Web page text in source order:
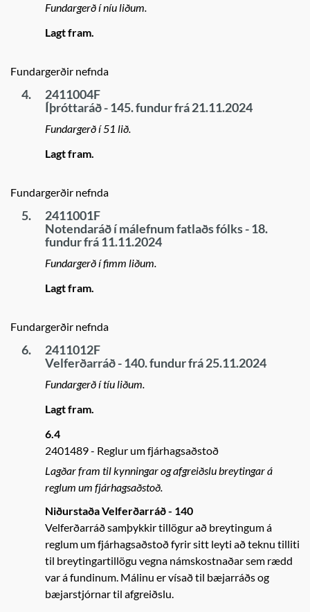
Fundargerð í níu liðum.
Lagt fram.
Fundargerðir nefnda
4.
2411004F
Íþróttaráð - 145. fundur frá 21.11.2024
Fundargerð í 51 lið.
Lagt fram.
Fundargerðir nefnda
5.
2411001F
Notendaráð í málefnum fatlaðs fólks - 18.
fundur frá 11.11.2024
Fundargerð í fimm liðum.
Lagt fram.
Fundargerðir nefnda
6.
2411012F
Velferðarráð - 140. fundur frá 25.11.2024
Fundargerð í tíu liðum.
Lagt fram.
6.4
2401489
Reglur um fjárhagsaðstoð
Lagðar fram til kynningar og afgreiðslu breytingar á
reglum um fjárhagsaðstoð.
Niðurstaða Velferðarráð - 140
Velferðarráð samþykkir tillögur að breytingum á
reglum um fjárhagsaðstoð fyrir sitt leyti að teknu tilliti
til breytingartillögu vegna námskostnaðar sem rædd
var á fundinum. Málinu er vísað til bæjarráðs og
bæjarstjórnar til afgreiðslu.